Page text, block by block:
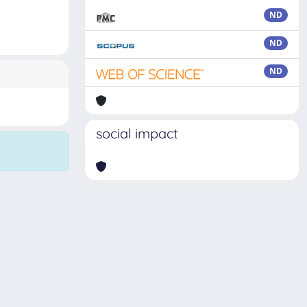
ND
ND
ND
social impact